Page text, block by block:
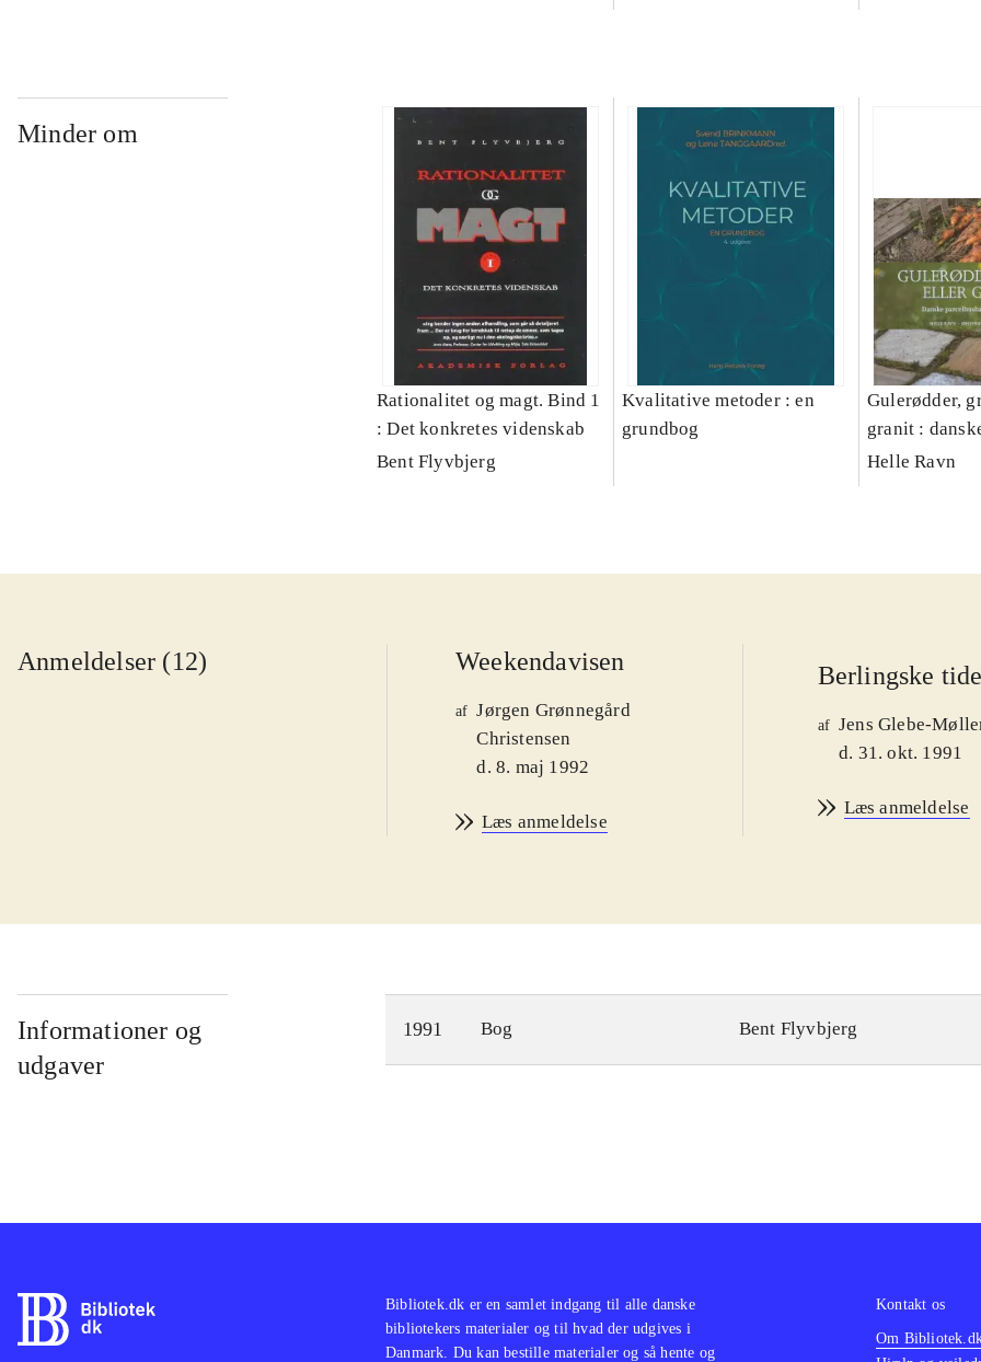
Minder om
Rationalitet og magt. Bind 1
: Det konkretes videnskab
Bent Flyvbjerg
Kvalitative metoder : en
grundbog
Gulerødder,
granit :
Helle Ravn
Anmeldelser (12) Weekendavisen
af Jørgen Grønnegård
Christensen
d. 8. maj 1992
Læs anmeldelse
Berlingske
af Jens Glebe-
d. 31. okt. 1991
Læs anmeldelse
Informationer og
udgaver
1991 Bog Bent Flyvbjerg
Bibliotek.dk er en samlet indgang til alle danske
bibliotekers materialer og til hvad der udgives i
Danmark. Du kan bestille materialer og så hente og
Kontakt os
Om